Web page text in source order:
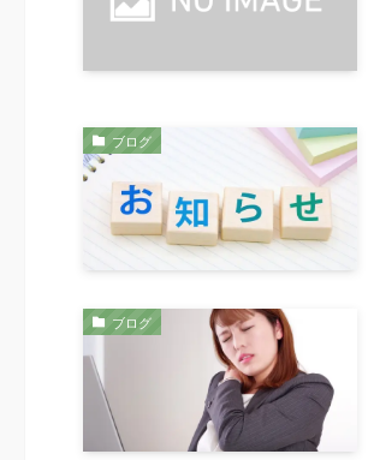
ブログ
ブログ